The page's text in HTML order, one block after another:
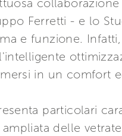
Ferretti - e lo
e funzione.
in un comfort
particolari
ampliata delle